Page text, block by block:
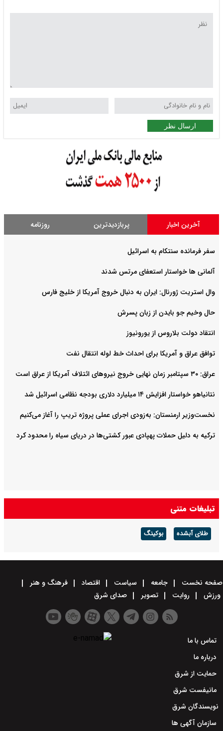
ارسال نظر
آخرین اخبار پربازدیدترین روزنامه
سفر فرمانده سنتکام به اسرائیل
آلمانی ها خواستار استعفای مرتس شدند
وال استریت ژورنال: ایران به دنبال خروج آمریکا از خلیج فارس
حال وخیم جو بایدن از زبان پسرش
انتقاد دولت بلاروس از یورونیوز
توافق عراق و آمریکا برای احداث خط لوله انتقال نفت
عراق: ۳۰ سپتامبر زمان نهایی خروج نیروهای ائتلاف آمریکا از عراق است
نتانیاهو خواستار افزایش ۱۴ میلیارد دلاری بودجه نظامی اسرائیل شد
نخست‌وزیر ارمنستان: به‌زودی اجرای عملی پروژه تریپ را آغاز می‌کنیم
ترکیه به دلیل حملات پهپادی عبور کشتی‌ها در دریای سیاه را محدود کرد
تبلیغات متنی
طلای آبشده بوکینگ
صفحه نخست جامعه سیاست اقتصاد
فرهنگ و هنر
ورزش
روایت تصویر صدای شرق
تماس با ما
درباره ما
حمایت از شرق
مانیفست شرق
نویسندگان شرق
سازمان آگهی ها